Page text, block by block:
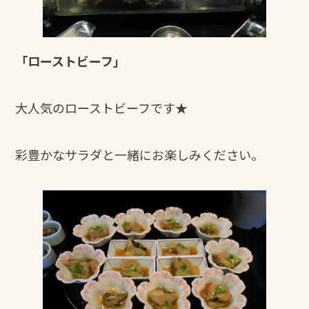
「ローストビーフ」
大人気のローストビーフです★
彩豊かなサラダと一緒にお楽しみください。